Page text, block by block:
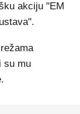
akciju "EM
su mu